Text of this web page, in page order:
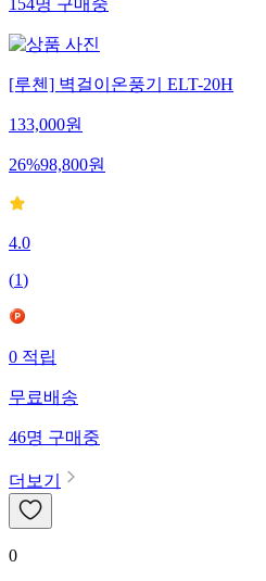
154명구매중
[루첸] 벽걸이온풍기 ELT-20H
133,000원
26%98,800원
4.0
(1)
0적립
무료배송
46명구매중
더보기
0